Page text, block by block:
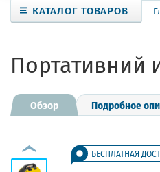
КАТАЛОГ ТОВАРОВ
Портативний
Обзор Подробное
БЕСПЛАТНАЯ